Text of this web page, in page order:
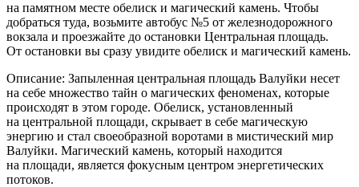
на памятном месте обелиск и магический камень. Чтобы
добраться туда, возьмите автобус №5 от железнодорожного
вокзала и проезжайте до остановки Центральная площадь.
От остановки вы сразу увидите обелиск и магический камень.
Описание: Запыленная центральная площадь Валуйки несет
на себе множество тайн о магических феноменах, которые
происходят в этом городе. Обелиск, установленный
на центральной площади, скрывает в себе магическую
энергию и стал своеобразной воротами в мистический мир
Валуйки. Магический камень, который находится
на площади, является фокусным центром энергетических
потоков.